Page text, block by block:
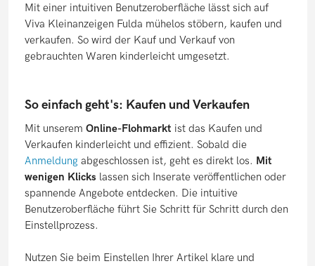
Mit einer intuitiven Benutzeroberfläche lässt sich auf
Viva Kleinanzeigen Fulda mühelos stöbern, kaufen und
verkaufen. So wird der Kauf und Verkauf von
gebrauchten Waren kinderleicht umgesetzt.
So einfach geht's: Kaufen und Verkaufen
Mit unserem Online-Flohmarkt ist das Kaufen und
Verkaufen kinderleicht und effizient. Sobald die
Anmeldung abgeschlossen ist, geht es direkt los. Mit
wenigen Klicks lassen sich Inserate veröffentlichen oder
spannende Angebote entdecken. Die intuitive
Benutzeroberfläche führt Sie Schritt für Schritt durch den
Einstellprozess.
Nutzen Sie beim Einstellen Ihrer Artikel klare und